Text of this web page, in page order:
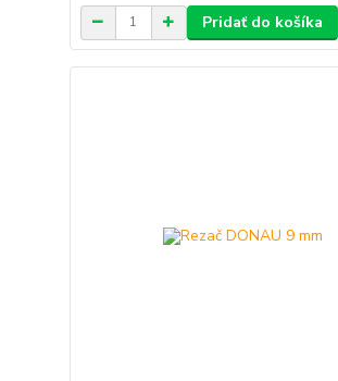
Pridať do košíka